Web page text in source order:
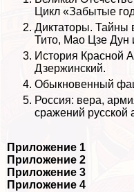
Цикл «Забытые
Диктаторы. Тайны
Тито, Мао Цзе Дун
История Красной
Дзержинский.
Обыкновенный
Россия: вера,
сражений
Приложение 1
Приложение 2
Приложение 3
Приложение 4